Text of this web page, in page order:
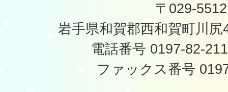
〒029-5512
岩手県和賀郡西和賀町川
電話番号 0197-82-
ファックス番号